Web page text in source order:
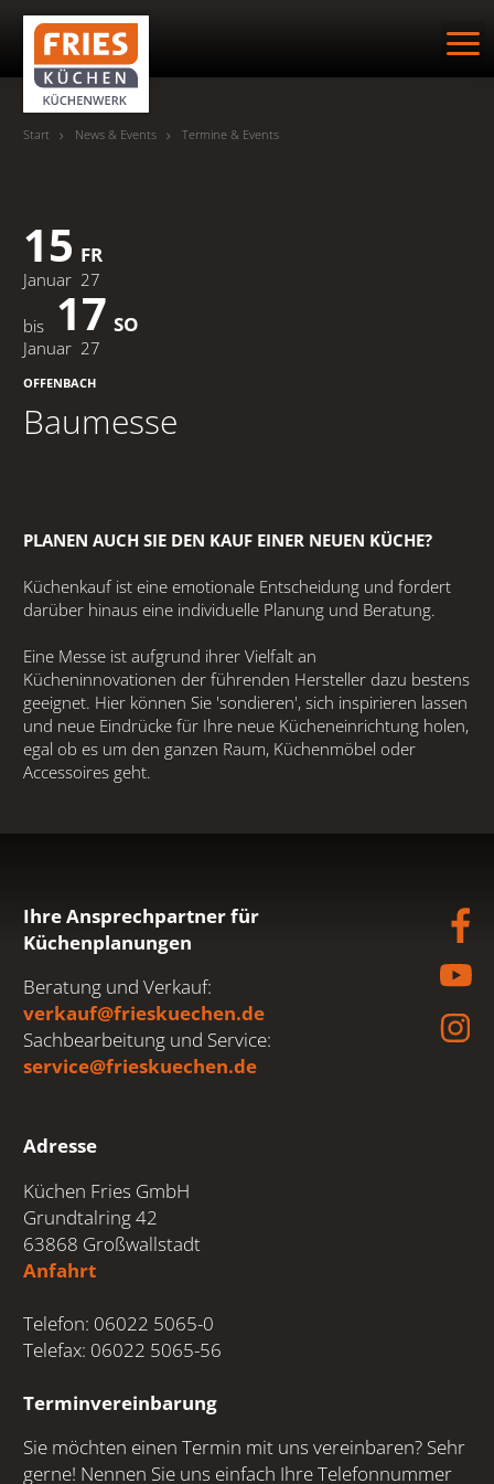
KÜCHENWERK
KÜCHEN
MUSTERWOHNUNG
REFERENZEN
Aktuell
Termine & Events
Schausonntage
KONTAKT
DATENSCHUTZ
Start News & Events Termine & Events
FR
15
Januar 27
bis SO
17
Januar 27
OFFENBACH
Baumesse
PLANEN AUCH SIE DEN KAUF EINER NEUEN KÜCHE?
Küchenkauf ist eine emotionale Entscheidung und fordert
darüber hinaus eine individuelle Planung und Beratung.
Eine Messe ist aufgrund ihrer Vielfalt an
Kücheninnovationen der führenden Hersteller dazu bestens
geeignet. Hier können Sie 'sondieren', sich inspirieren lassen
und neue Eindrücke für Ihre neue Kücheneinrichtung holen,
egal ob es um den ganzen Raum, Küchenmöbel oder
Accessoires geht.
Ihre Ansprechpartner für
Küchenplanungen
Beratung und Verkauf:
verkauf@frieskuechen.de
Sachbearbeitung und Service:
service@frieskuechen.de
Adresse
Küchen Fries GmbH
Grundtalring 42
63868 Großwallstadt
Anfahrt
Telefon: 06022 5065-0
Telefax: 06022 5065-56
Terminvereinbarung
Sie möchten einen Termin mit uns vereinbaren? Sehr
gerne! Nennen Sie uns einfach Ihre Telefonnummer